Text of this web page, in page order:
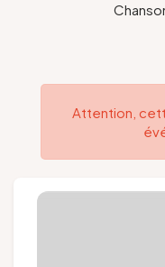
Comme un Liégeois
Nos suggestions
Pays de Liège
Attention,